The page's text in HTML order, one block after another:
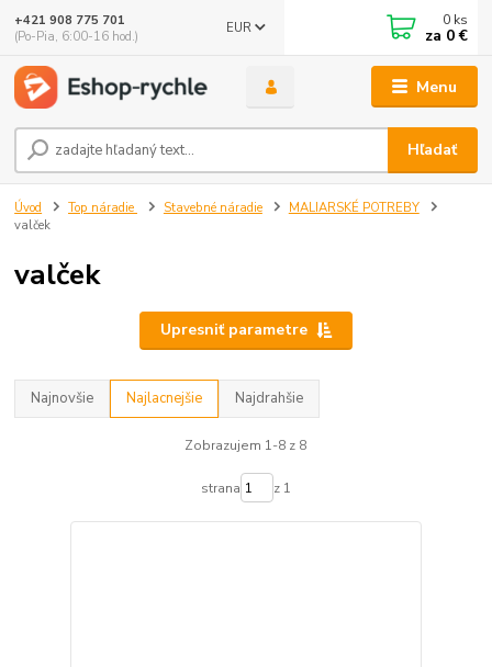
Menu
EUR
Hľadať
+421 908 775 701
(Po-Pia, 6:00-16 hod.)
0 ks
za 0 €
Úvod Top náradie Stavebné náradie
MALIARSKÉ POTREBY
valček
valček
Upresniť parametre
Najnovšie Najlacnejšie Najdrahšie
Zobrazujem 1-8 z 8
strana z 1